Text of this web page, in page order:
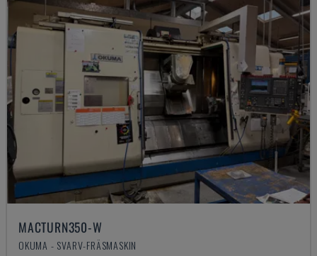
MACTURN350-W
OKUMA - SVARV-FRÄSMASKIN